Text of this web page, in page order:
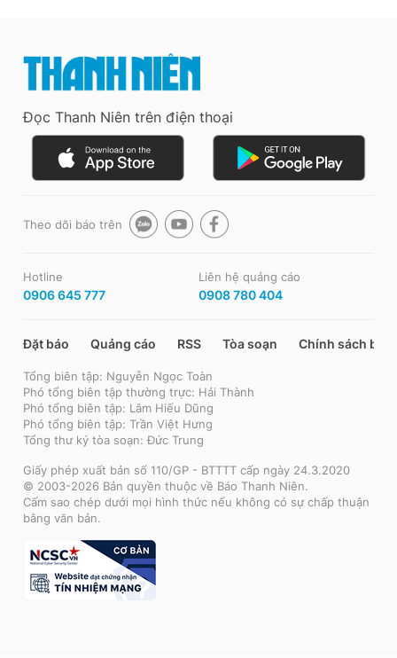
Đọc Thanh Niên trên điện thoại
Theo dõi báo trên
Hotline
0906 645 777
Liên hệ quảng cáo
0908 780 404
Đặt báo Quảng cáo RSS Tòa soạn Chính sách bảo
Tổng biên tập: Nguyễn Ngọc Toàn
Phó tổng biên tập thường trực: Hải Thành
Phó tổng biên tập: Lâm Hiếu Dũng
Phó tổng biên tập: Trần Việt Hưng
Tổng thư ký tòa soạn: Đức Trung
Giấy phép xuất bản số 110/GP - BTTTT cấp ngày 24.3.2020
© 2003-2026 Bản quyền thuộc về Báo Thanh Niên.
Cấm sao chép dưới mọi hình thức nếu không có sự chấp thuận
bằng văn bản.